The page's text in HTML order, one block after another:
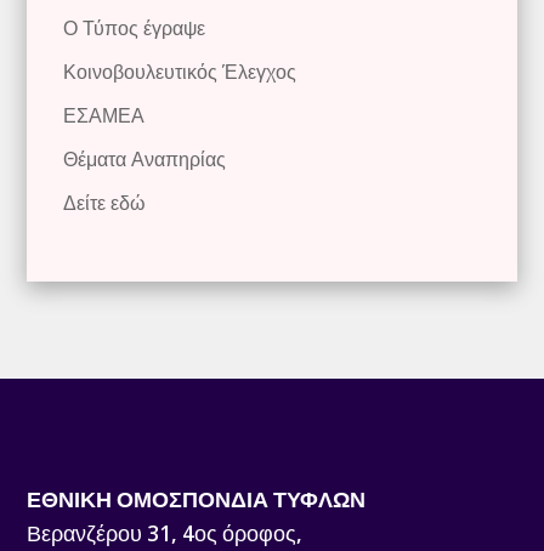
Ο Τύπος έγραψε
Κοινοβουλευτικός Έλεγχος
ΕΣΑΜΕΑ
Θέματα Αναπηρίας
Δείτε εδώ
ΕΘΝΙΚΗ ΟΜΟΣΠΟΝΔΙΑ ΤΥΦΛΩΝ
Βερανζέρου 31, 4ος όροφος,